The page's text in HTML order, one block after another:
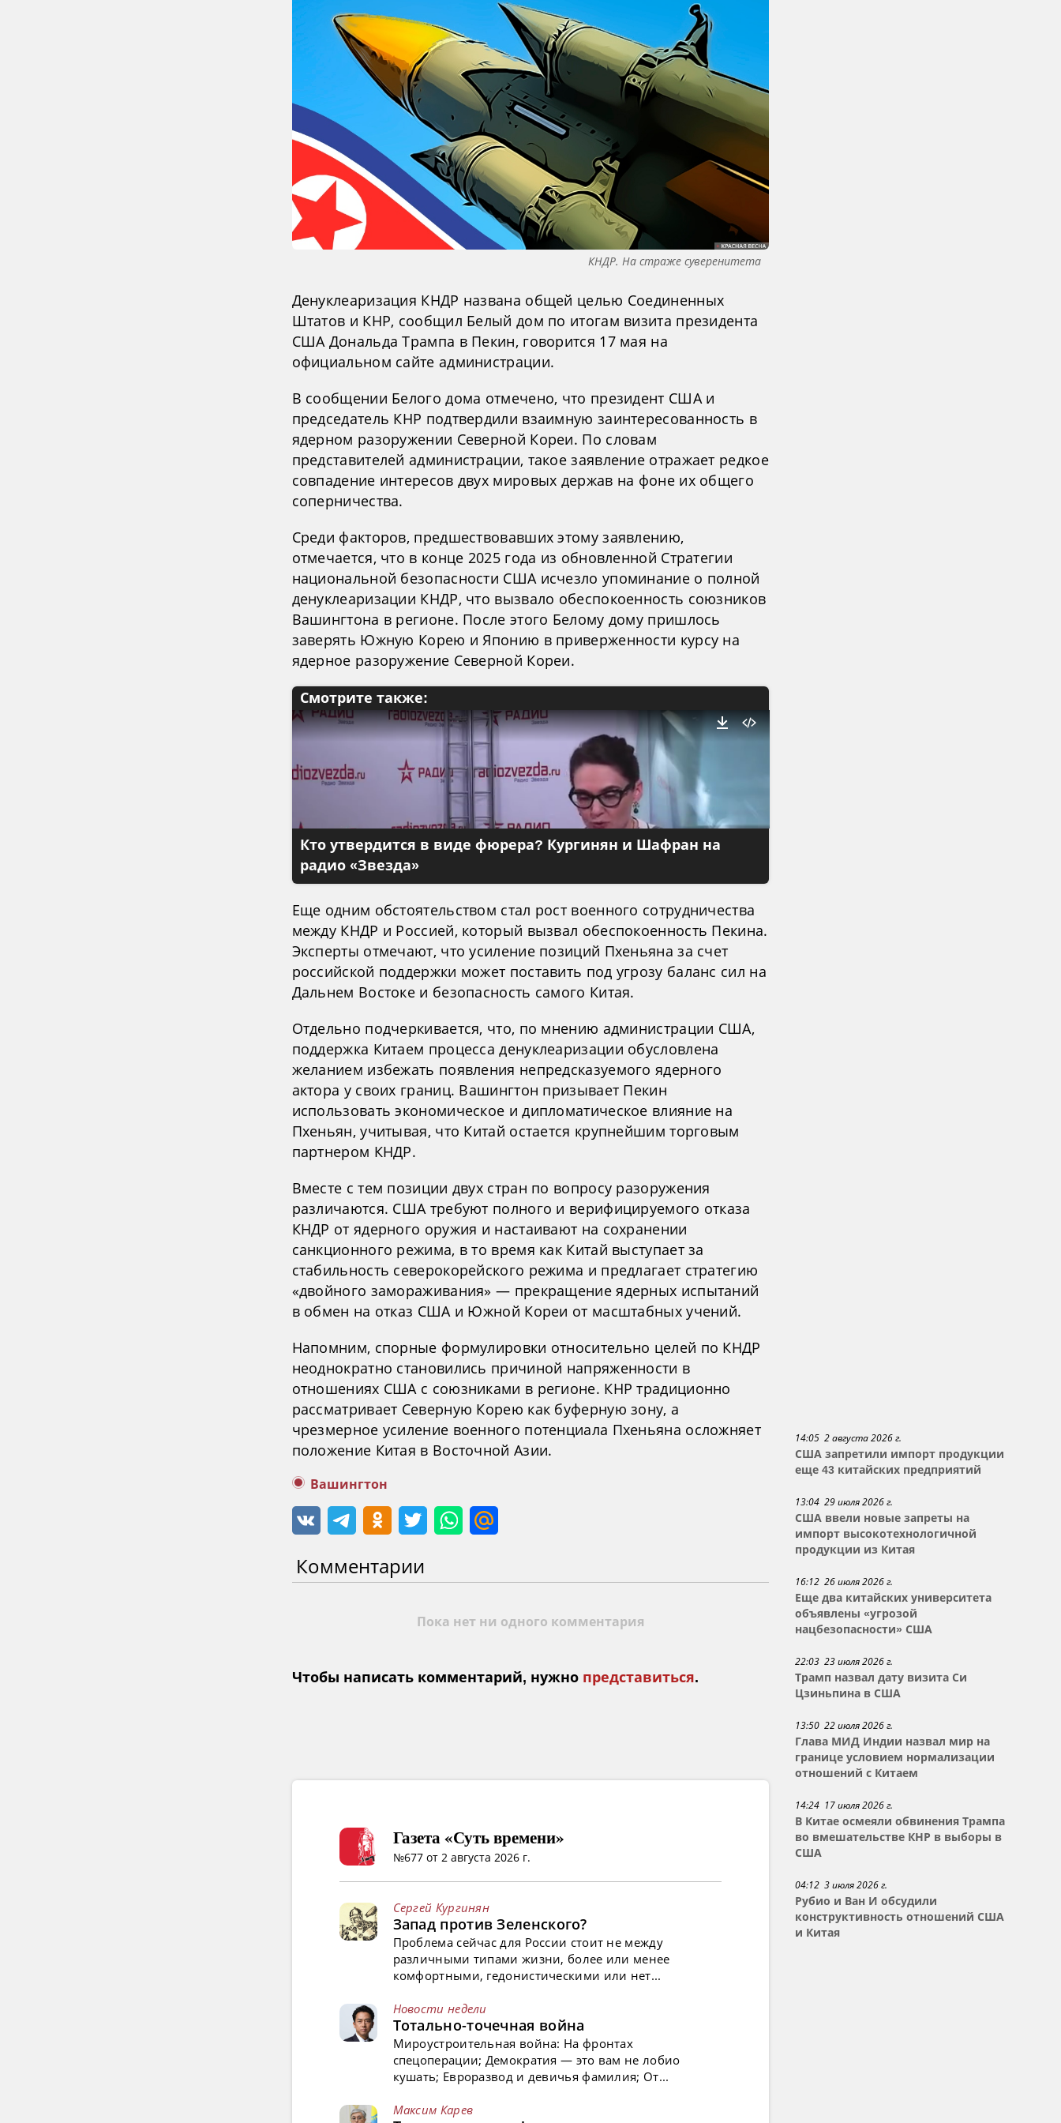
КНДР. На страже суверенитета
Денуклеаризация КНДР названа общей целью Соединенных
Штатов и КНР, сообщил Белый дом по итогам визита президента
США Дональда Трампа в Пекин, говорится 17 мая на
официальном сайте администрации.
В сообщении Белого дома отмечено, что президент США и
председатель КНР подтвердили взаимную заинтересованность в
ядерном разоружении Северной Кореи. По словам
представителей администрации, такое заявление отражает редкое
совпадение интересов двух мировых держав на фоне их общего
соперничества.
Среди факторов, предшествовавших этому заявлению,
отмечается, что в конце 2025 года из обновленной Стратегии
национальной безопасности США исчезло упоминание о полной
денуклеаризации КНДР, что вызвало обеспокоенность союзников
Вашингтона в регионе. После этого Белому дому пришлось
заверять Южную Корею и Японию в приверженности курсу на
ядерное разоружение Северной Кореи.
Смотрите также:
Кто утвердится в виде фюрера? Кургинян и Шафран на
радио «Звезда»
Еще одним обстоятельством стал рост военного сотрудничества
между КНДР и Россией, который вызвал обеспокоенность Пекина.
Эксперты отмечают, что усиление позиций Пхеньяна за счет
российской поддержки может поставить под угрозу баланс сил на
Дальнем Востоке и безопасность самого Китая.
Отдельно подчеркивается, что, по мнению администрации США,
поддержка Китаем процесса денуклеаризации обусловлена
желанием избежать появления непредсказуемого ядерного
актора у своих границ. Вашингтон призывает Пекин
использовать экономическое и дипломатическое влияние на
Пхеньян, учитывая, что Китай остается крупнейшим торговым
партнером КНДР.
Вместе с тем позиции двух стран по вопросу разоружения
различаются. США требуют полного и верифицируемого отказа
КНДР от ядерного оружия и настаивают на сохранении
санкционного режима, в то время как Китай выступает за
стабильность северокорейского режима и предлагает стратегию
«двойного замораживания» — прекращение ядерных испытаний
в обмен на отказ США и Южной Кореи от масштабных учений.
Напомним, спорные формулировки относительно целей по КНДР
неоднократно становились причиной напряженности в
отношениях США с союзниками в регионе. КНР традиционно
рассматривает Северную Корею как буферную зону, а
чрезмерное усиление военного потенциала Пхеньяна осложняет
положение Китая в Восточной Азии.
Вашингтон
Комментарии
Пока нет ни одного комментария
Чтобы написать комментарий, нужно представиться.
14:05 2 августа 2026 г.
США запретили импорт продукции
еще 43 китайских предприятий
13:04 29 июля 2026 г.
США ввели новые запреты на
импорт высокотехнологичной
продукции из Китая
16:12 26 июля 2026 г.
Еще два китайских университета
объявлены «угрозой
нацбезопасности» США
22:03 23 июля 2026 г.
Трамп назвал дату визита Си
Цзиньпина в США
13:50 22 июля 2026 г.
Глава МИД Индии назвал мир на
границе условием нормализации
отношений с Китаем
14:24 17 июля 2026 г.
В Китае осмеяли обвинения Трампа
во вмешательстве КНР в выборы в
США
04:12 3 июля 2026 г.
Рубио и Ван И обсудили
конструктивность отношений США
и Китая
Газета «Суть времени»
№677 от 2 августа 2026 г.
Сергей Кургинян
Запад против Зеленского?
Проблема сейчас для России стоит не между
различными типами жизни, более или менее
комфортными, гедонистическими или нет...
Новости недели
Тотально-точечная война
Мироустроительная война: На фронтах
спецоперации; Демократия — это вам не лобио
кушать; Евроразвод и девичья фамилия; От...
Максим Карев